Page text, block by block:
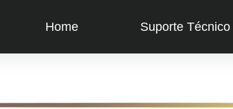
Home Suporte Técnico